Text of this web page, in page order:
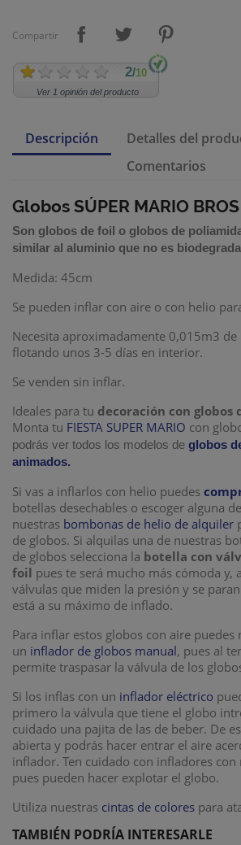
Compartir
2/10
Ver 1 opinión del producto
Descripción
Detalles del
Comentarios
Globos SÚPER MARIO
Son globos de foil o globos de
similar al aluminio que no es
Medida: 45cm
Se pueden inflar con aire o con helio
Necesita aproximadamente 0,015m3 de
flotando unos 3-5 días en interior.
Se venden sin inflar.
Ideales para tu decoración con globos
Monta tu FIESTA SUPER MARIO con
podrás ver todos los modelos de globos
animados.
Si vas a inflarlos con helio puedes
botellas desechables o escoger alguna de
nuestras bombonas de helio de alquiler
de globos. Si alquilas una de nuestras
de globos selecciona la botella con
foil pues te será mucho más cómoda y,
válvulas que miden la presión y se
está a su máximo de inflado.
Para inflar estos globos con aire puedes
un inflador de globos manual, pues al
permite traspasar la válvula de los
Si los inflas con un inflador eléctrico
primero la válvula que tiene el globo
cuidado una pajita de las de beber. De
abierta y podrás hacer entrar el aire
inflador. Ten cuidado con infladores con
pues pueden hacer explotar el globo.
Utiliza nuestras cintas de colores para
TAMBIÉN PODRÍA INTERESARLE